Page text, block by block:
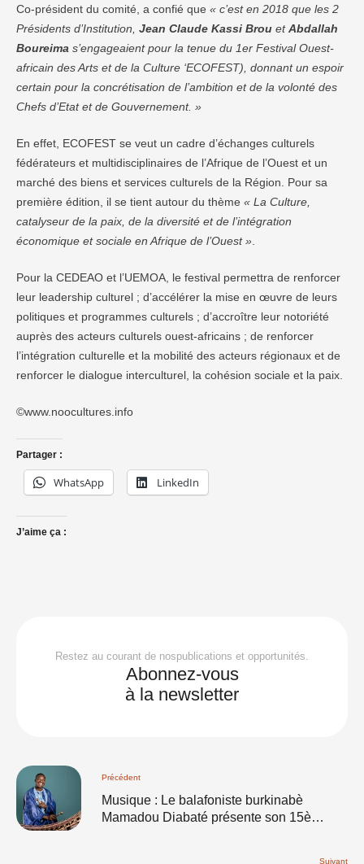
Co-président du comité, a confié que « c’est en 2018 que les 2
Présidents d’Institution, Jean Claude Kassi Brou etAbdallah
Boureima s’engageaient pour la tenue du 1er Festival Ouest-
africain des Arts et de la Culture ‘ECOFEST), donnant un espoir
certain pour la concrétisation de l’ambition et de la volonté des
Chefs d’Etat et de Gouvernement. »
En effet, ECOFEST se veut un cadre d’échanges culturels
fédérateurs et multidisciplinaires de l’Afrique de l’Ouest et un
marché des biens et services culturels de la Région. Pour sa
première édition, il se tient autour du thème « La Culture,
catalyseur de la paix, de la diversité et de l’intégration
économique et sociale en Afrique de l’Ouest »
Pour la CEDEAO et l’UEMOA, le festival permettra de renforcer
leur leadership culturel ; d’accélérer la mise en œuvre de leurs
politiques et programmes culturels ; d’accroître leur notoriété
auprès des acteurs culturels ouest-africains ; de renforcer
l’intégration culturelle et la mobilité des acteurs régionaux et de
renforcer le dialogue interculturel, la cohésion sociale et la paix.
©www.noocultures.info
Partager :
WhatsApp LinkedIn
J’aime ça :
Restez au courant de nospublications et opportunités.
Abonnez-vous
à la newsletter
Précédent
Musique : Le balafoniste burkinabè
Mamadou Diabaté présente son 15è
Suivant